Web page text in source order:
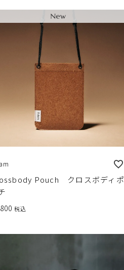
Pouch クロスボディポ
税込